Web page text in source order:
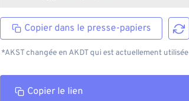
Copier dans le presse-papiers
*AKST changée en AKDT qui est actuellement utilisée
Copier le lien